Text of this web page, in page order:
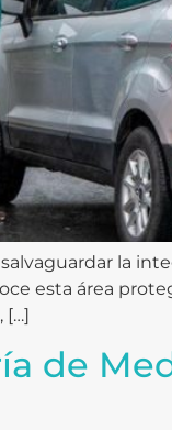
la
esta área
[…]
de